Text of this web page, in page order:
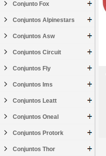
Conjunto Fox
Conjuntos Alpinestars
Conjuntos Asw
Conjuntos Circuit
Conjuntos Fly
Conjuntos Ims
Conjuntos Leatt
Conjuntos Oneal
Conjuntos Protork
Conjuntos Thor